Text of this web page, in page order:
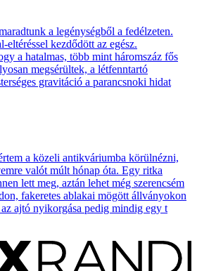
a legénységből a fedélzeten.
kezdődött az egész.
a hatalmas, több mint háromszáz fős
megsérültek, a létfenntartó
gravitáció a parancsnoki hidat
a közeli antikváriumba körülnézni,
valót múlt hónap óta. Egy ritka
lett meg, aztán lehet még szerencsém
fakeretes ablakai mögött állványokon
ajtó nyikorgása pedig mindig egy t